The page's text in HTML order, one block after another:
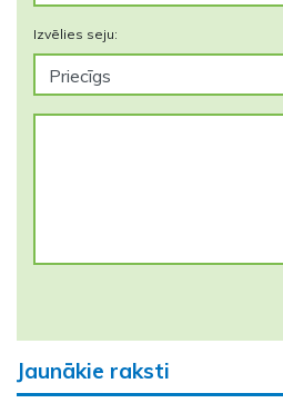
Izvēlies seju:
Jaunākie raksti